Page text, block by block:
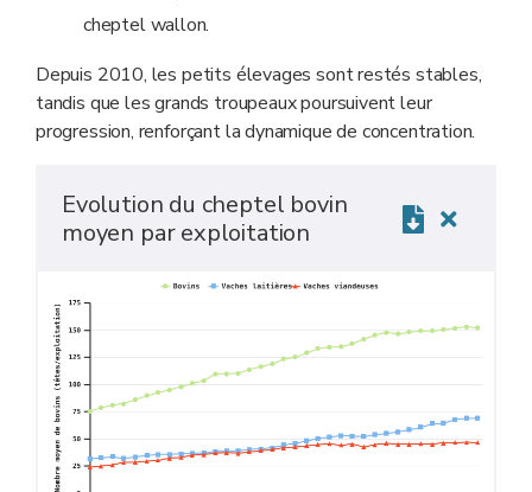
cheptel wallon.
Depuis 2010, les petits élevages sont restés stables,
tandis que les grands troupeaux poursuivent leur
progression, renforçant la dynamique de concentration.
Evolution du cheptel bovin
moyen par exploitation